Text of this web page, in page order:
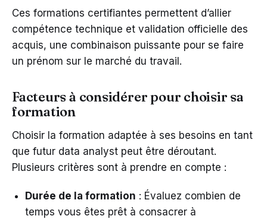
Ces formations certifiantes permettent d’allier
compétence technique et validation officielle des
acquis, une combinaison puissante pour se faire
un prénom sur le marché du travail.
Facteurs à considérer pour choisir sa
formation
Choisir la formation adaptée à ses besoins en tant
que futur data analyst peut être déroutant.
Plusieurs critères sont à prendre en compte :
Durée de la formation : Évaluez combien de
temps vous êtes prêt à consacrer à